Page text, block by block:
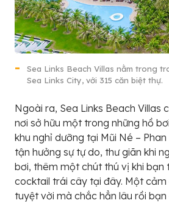
Sea Links Beach Villas nằm trong
Sea Links City, với 315 căn biệt thự.
Ngoài ra, Sea Links Beach Villas
nơi sở hữu một trong những hồ
khu nghỉ dưỡng tại Mũi Né –
tận hưởng sự tự do, thư giãn khi
bơi, thêm một chút thú vị khi bạn
cocktail trái cây tại đây. Một cảm
tuyệt vời mà chắc hẳn lâu rồi